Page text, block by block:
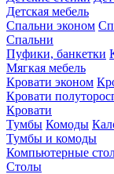
Детская мебель
Спальни эконом
Спальни
Пуфики, банкетки
Мягкая мебель
Кровати эконом
Кровати
Кровати
Тумбы Комоды
Тумбы и комоды
Компьютерные
Столы